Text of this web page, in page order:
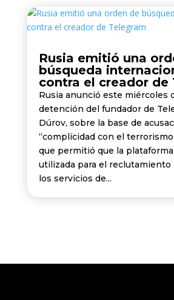
Rusia emitió una
búsqueda
contra el creador de
Rusia anunció este miércoles
detención del fundador de
Dúrov, sobre la base de
“complicidad con el
que permitió que la
utilizada para el reclutamiento
los servicios de...